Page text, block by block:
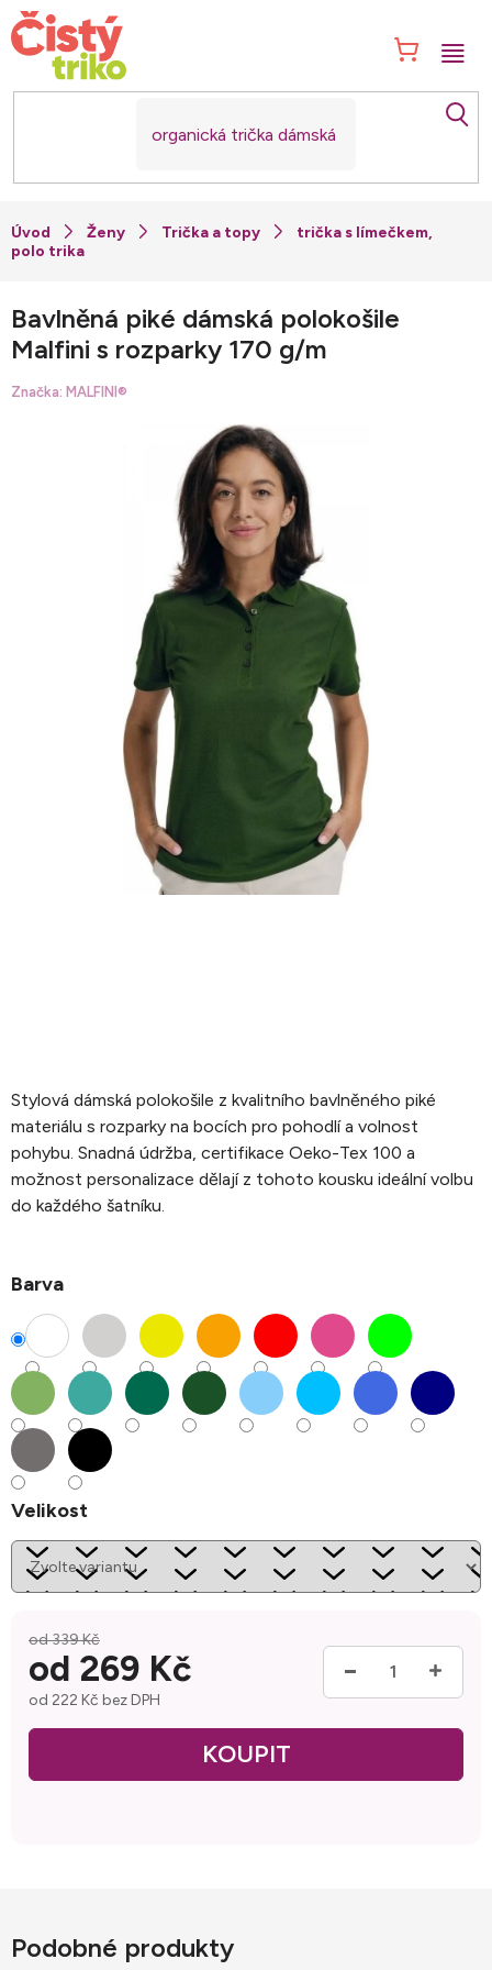
Přejít
na
obsah
Ženy Trička a topy
trička s límečkem,
polo trika
Stylová dámská polokošile z kvalitního bavlněného piké
materiálu s rozparky na bocích pro pohodlí a volnost
pohybu. Snadná údržba, certifikace Oeko-Tex 100 a
možnost personalizace dělají z tohoto kousku ideální volbu
do každého šatníku.
Barva
Velikost
od 339 Kč
od 269 Kč
od 222 Kč bez DPH
Bavlněná piké dámská polokošile
Malfini s rozparky 170 g/m
Značka: MALFINI®
Podobné produkty